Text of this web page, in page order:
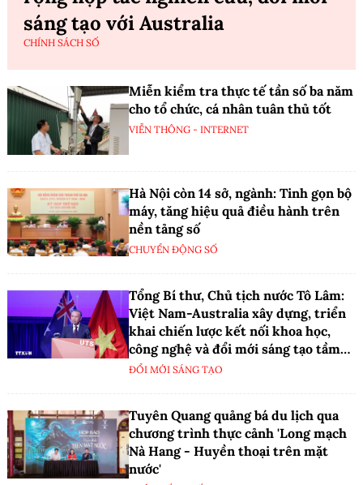
sáng tạo với Australia
CHÍNH SÁCH SỐ
Miễn kiểm tra thực tế tần số ba năm
cho tổ chức, cá nhân tuân thủ tốt
VIỄN THÔNG - INTERNET
Hà Nội còn 14 sở, ngành: Tinh gọn bộ
máy, tăng hiệu quả điều hành trên
nền tảng số
CHUYỂN ĐỘNG SỐ
Tổng Bí thư, Chủ tịch nước Tô Lâm:
Việt Nam-Australia xây dựng, triển
khai chiến lược kết nối khoa học,
công nghệ và đổi mới sáng tạo tầm
nhìn dài hạn
ĐỔI MỚI SÁNG TẠO
Tuyên Quang quảng bá du lịch qua
chương trình thực cảnh 'Long mạch
Nà Hang - Huyền thoại trên mặt
nước'